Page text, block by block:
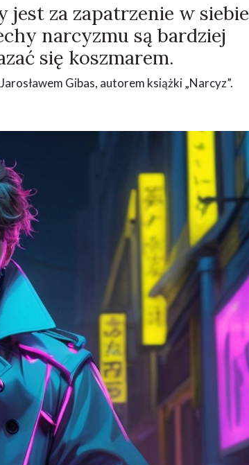
za zapatrzenie w siebie
narcyzmu są bardziej
się koszmarem.
Gibas, autorem książki „Narcyz”.